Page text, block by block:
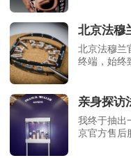
北京法穆
北京法穆兰
终端，始终
亲身探访
我终于抽出
京官方售后